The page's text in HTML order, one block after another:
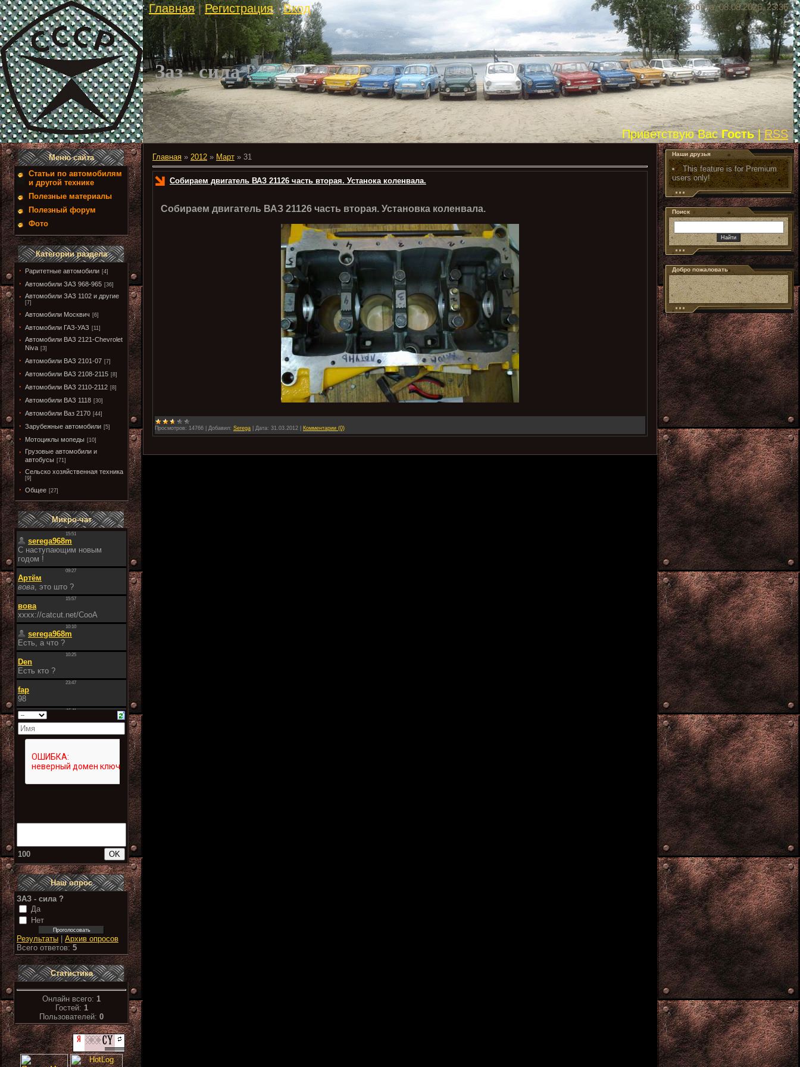
Главная|Регистрация|Вход Суббота, 08.08.2026, 23:36
Заз - сила !
Приветствую Вас Гость|RSS
Меню сайта
Статьи по автомобилям
и другой технике
Полезные материалы
Полезный форум
Фото
Категории раздела
Раритетные автомобили [4]
Автомобили ЗАЗ 968-965 [36]
Автомобили ЗАЗ 1102 и другие
[7]
Автомобили Москвич [6]
Автомобили ГАЗ-УАЗ [11]
Автомобили ВАЗ 2121-Chevrolet
Niva [3]
Автомобили ВАЗ 2101-07 [7]
Автомобили ВАЗ 2108-2115 [8]
Автомобили ВАЗ 2110-2112 [8]
Автомобили ВАЗ 1118 [30]
Автомобили Ваз 2170 [44]
Зарубежные автомобили [5]
Мотоциклы мопеды [10]
Грузовые автомобили и
автобусы [71]
Сельско хозяйственная техника
[9]
Общее [27]
Микро-чат
100
Наш опрос
ЗАЗ - сила ?
Да
Нет
Результаты
Архив опросов
Всего ответов: 5
Статистика
Онлайн всего: 1
Гостей: 1
Пользователей: 0
Главная » 2012 » Март » 31
Собираем двигатель ВАЗ 21126 часть вторая. Устанока коленвала.
Собираем двигатель ВАЗ 21126 часть вторая. Установка коленвала.
Просмотров: 14766 Добавил: Serega Дата: 31.03.2012 Комментарии (0)
Наши друзья
This feature is for Premium
users only!
Поиск
Добро пожаловать